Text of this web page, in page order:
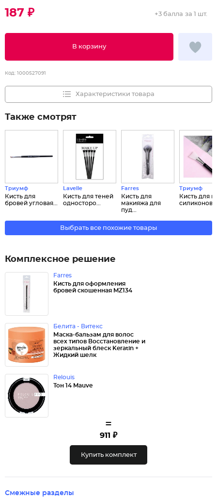
187 ₽
В корзину
+3 балла за 1 шт.
Код: 1000527091
Характеристики товара
Также смотрят
Триумф
Кисть для
бровей угловая...
Lavelle
Кисть для теней
односторо...
Farres
Кисть для
макияжа для
пуд...
Триумф
Кисть для
силиконов...
Выбрать все похожие товары
Комплексное решение
Farres
Кисть для оформления
бровей скошенная MZ134
Белита - Витекс
Маска-бальзам для волос
всех типов Восстановление и
зеркальный блеск Keratin +
Жидкий шелк
Relouis
Тон 14 Mauve
=
911 ₽
Купить комплект
Смежные разделы